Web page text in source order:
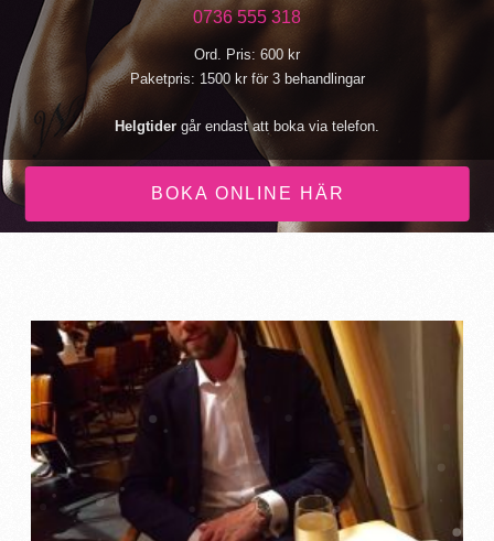
0736 555 318
Ord. Pris: 600 kr
Paketpris: 1500 kr för 3 behandlingar
Helgtider går endast att boka via telefon.
BOKA ONLINE HÄR